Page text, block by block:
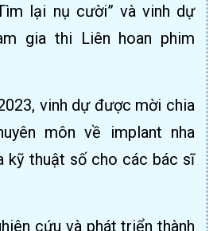
lại nụ cười” và vinh dự
gia thi Liên hoan phim
vinh dự được mời chia
môn về implant nha
kỹ thuật số cho các bác sĩ
cứu và phát triển thành